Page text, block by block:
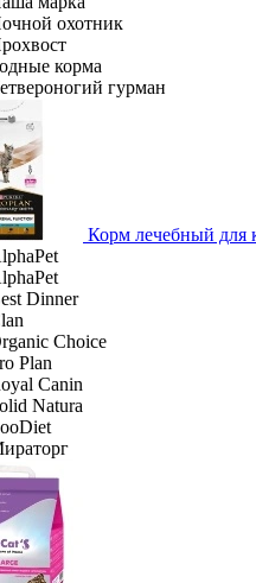
охотник
корма
гурман
Корм лечебный для
Dinner
Сhoice
Plan
Canin
Natura